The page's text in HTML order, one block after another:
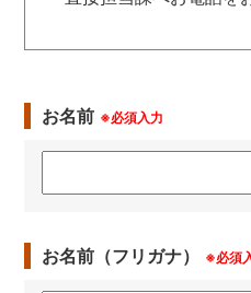
お名前 ※必須入力
お名前（フリガナ） ※必須